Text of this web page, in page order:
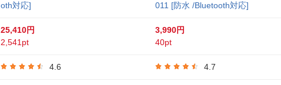
oth対応]
25,410円
2,541pt
4.6
011 [防水 /Bluetooth対応]
3,990円
40pt
4.7